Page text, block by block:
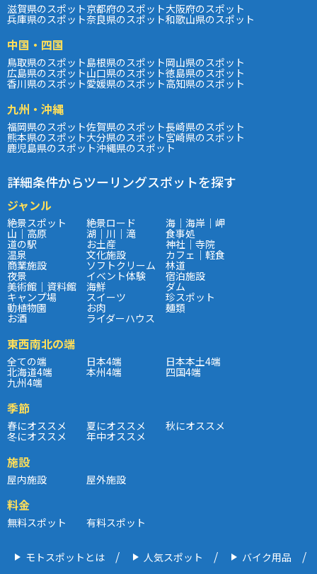
滋賀県のスポット京都府のスポット大阪府のスポット
兵庫県のスポット奈良県のスポット和歌山県のスポット
中国・四国
鳥取県のスポット島根県のスポット岡山県のスポット
広島県のスポット山口県のスポット徳島県のスポット
香川県のスポット愛媛県のスポット高知県のスポット
九州・沖縄
福岡県のスポット佐賀県のスポット長崎県のスポット
熊本県のスポット大分県のスポット宮崎県のスポット
鹿児島県のスポット沖縄県のスポット
詳細条件からツーリングスポットを探す
ジャンル
絶景スポット 絶景ロード 海｜海岸｜岬
山｜高原 湖｜川｜滝 食事処
道の駅 お土産 神社｜寺院
温泉 文化施設 カフェ｜軽食
商業施設 ソフトクリーム 林道
夜景 イベント体験 宿泊施設
美術館｜資料館 海鮮 ダム
キャンプ場 スイーツ 珍スポット
動植物園 お肉 麺類
お酒 ライダーハウス
東西南北の端
全ての端 日本4端 日本本土4端
北海道4端 本州4端 四国4端
九州4端
季節
春にオススメ 夏にオススメ 秋にオススメ
冬にオススメ 年中オススメ
施設
屋内施設 屋外施設
料金
無料スポット 有料スポット
モトスポットとは 人気スポット バイク用品